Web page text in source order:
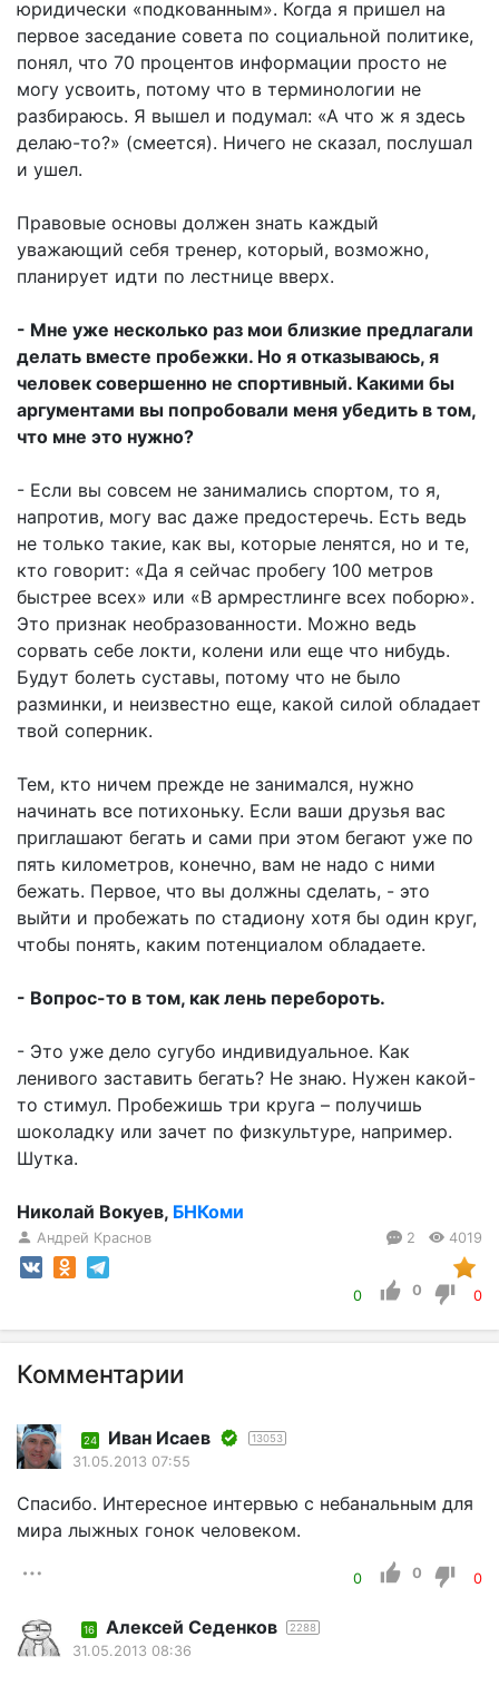
юридически «подкованным». Когда я пришел на
первое заседание совета по социальной политике,
понял, что 70 процентов информации просто не
могу усвоить, потому что в терминологии не
разбираюсь. Я вышел и подумал: «А что ж я здесь
делаю-то?» (смеется). Ничего не сказал, послушал
и ушел.
Правовые основы должен знать каждый
уважающий себя тренер, который, возможно,
планирует идти по лестнице вверх.
- Мне уже несколько раз мои близкие предлагали
делать вместе пробежки. Но я отказываюсь, я
человек совершенно не спортивный. Какими бы
аргументами вы попробовали меня убедить в том,
что мне это нужно?
- Если вы совсем не занимались спортом, то я,
напротив, могу вас даже предостеречь. Есть ведь
не только такие, как вы, которые ленятся, но и те,
кто говорит: «Да я сейчас пробегу 100 метров
быстрее всех» или «В армрестлинге всех поборю».
Это признак необразованности. Можно ведь
сорвать себе локти, колени или еще что нибудь.
Будут болеть суставы, потому что не было
разминки, и неизвестно еще, какой силой обладает
твой соперник.
Тем, кто ничем прежде не занимался, нужно
начинать все потихоньку. Если ваши друзья вас
приглашают бегать и сами при этом бегают уже по
пять километров, конечно, вам не надо с ними
бежать. Первое, что вы должны сделать, - это
выйти и пробежать по стадиону хотя бы один круг,
чтобы понять, каким потенциалом обладаете.
- Вопрос-то в том, как лень перебороть.
- Это уже дело сугубо индивидуальное. Как
ленивого заставить бегать? Не знаю. Нужен какой-
то стимул. Пробежишь три круга – получишь
шоколадку или зачет по физкультуре, например.
Шутка.
Николай Вокуев, БНКоми
Андрей Краснов 2 4019
0 0 0
Комментарии
24 Иван Исаев 13053
31.05.2013 07:55
Спасибо. Интересное интервью с небанальным для
мира лыжных гонок человеком.
0 0 0
16 Алексей Седенков 2288
31.05.2013 08:36